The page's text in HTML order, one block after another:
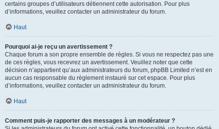
certains groupes d’utilisateurs détiennent cette autorisation. Pour plus
d’informations, veuillez contacter un administrateur du forum.
Haut
Pourquoi ai-je reçu un avertissement ?
Chaque forum a son propre ensemble de règles. Si vous ne respectez pas une
de ces règles, vous recevrez un avertissement. Veuillez noter que cette
décision n’appartient qu’aux administrateurs du forum, phpBB Limited n’est en
aucun cas responsable du règlement instauré sur cet espace. Pour plus
d’informations, veuillez contacter un administrateur du forum.
Haut
Comment puis-je rapporter des messages à un modérateur ?